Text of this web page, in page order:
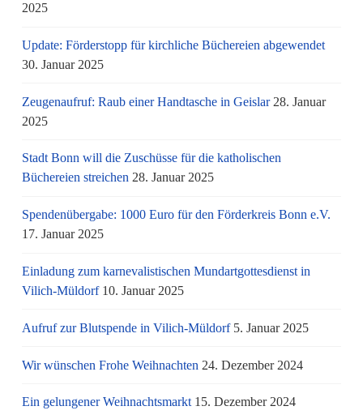
2025
Update: Förderstopp für kirchliche Büchereien abgewendet
30. Januar 2025
Zeugenaufruf: Raub einer Handtasche in Geislar 28. Januar
2025
Stadt Bonn will die Zuschüsse für die katholischen
Büchereien streichen 28. Januar 2025
Spendenübergabe: 1000 Euro für den Förderkreis Bonn e.V.
17. Januar 2025
Einladung zum karnevalistischen Mundartgottesdienst in
Vilich-Müldorf 10. Januar 2025
Aufruf zur Blutspende in Vilich-Müldorf 5. Januar 2025
Wir wünschen Frohe Weihnachten 24. Dezember 2024
Ein gelungener Weihnachtsmarkt 15. Dezember 2024